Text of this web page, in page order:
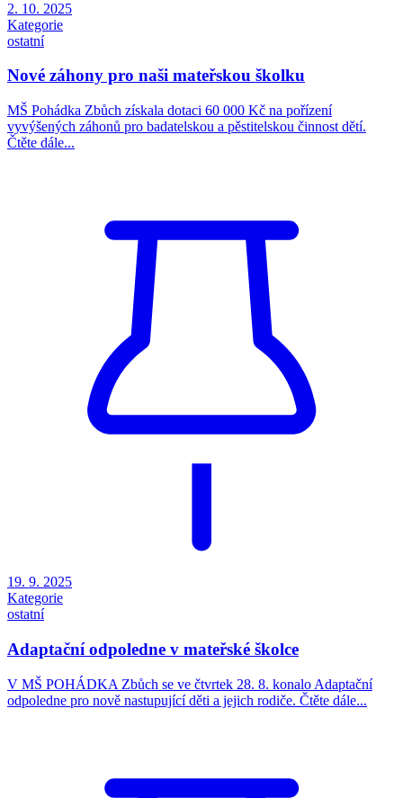
2. 10. 2025
Kategorie
ostatní
Nové záhony pro naši mateřskou školku
MŠ Pohádka Zbůch získala dotaci 60 000 Kč na pořízení
vyvýšených záhonů pro badatelskou a pěstitelskou činnost dětí.
Čtěte dále...
19. 9. 2025
Kategorie
ostatní
Adaptační odpoledne v mateřské školce
V MŠ POHÁDKA Zbůch se ve čtvrtek 28. 8. konalo Adaptační
odpoledne pro nově nastupující děti a jejich rodiče. Čtěte dále...